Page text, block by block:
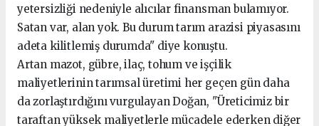
yetersizliği nedeniyle alıcılar finansman bulamıyor.
Satan var, alan yok. Bu durum tarım arazisi piyasasını
adeta kilitlemiş durumda" diye konuştu.
Artan mazot, gübre, ilaç, tohum ve işçilik
maliyetlerinin tarımsal üretimi her geçen gün daha
da zorlaştırdığını vurgulayan Doğan, "Üreticimiz bir
taraftan yüksek maliyetlerle mücadele ederken diğer